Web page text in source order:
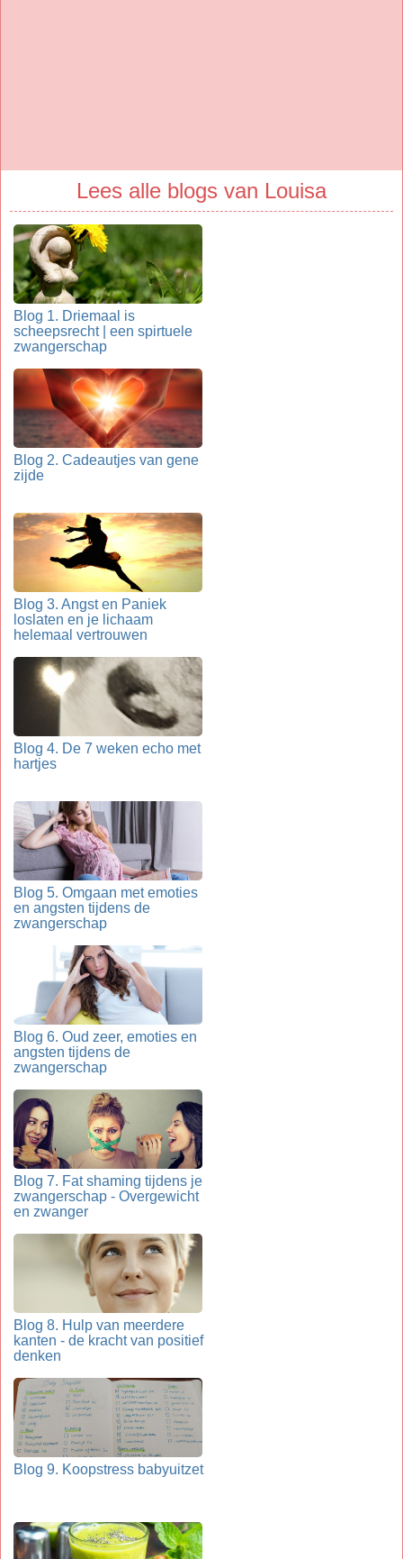
Lees alle blogs van Louisa
Blog 1. Driemaal is
scheepsrecht | een spirtuele
zwangerschap
Blog 2. Cadeautjes van gene
zijde
Blog 3. Angst en Paniek
loslaten en je lichaam
helemaal vertrouwen
Blog 4. De 7 weken echo met
hartjes
Blog 5. Omgaan met emoties
en angsten tijdens de
zwangerschap
Blog 6. Oud zeer, emoties en
angsten tijdens de
zwangerschap
Blog 7. Fat shaming tijdens je
zwangerschap - Overgewicht
en zwanger
Blog 8. Hulp van meerdere
kanten - de kracht van positief
denken
Blog 9. Koopstress babyuitzet